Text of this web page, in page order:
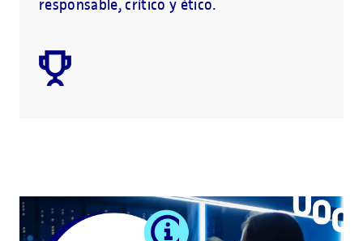
responsable, crítico y ético.